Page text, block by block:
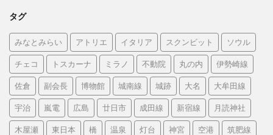
タグ
みなとみらい アトリエ イタリア スクンビット ソウル
チェコ トスカーナ ミラノ 不動院 丸の内 伊勢崎線
佐倉 副会長 博物館 城南線 城跡 大名 大牟田線
宇治 嵐電 広島 廿日市 成田線 新宿線 月読神社
木屋瀬 東日本 橋 温泉 灯台 神宮 空港 筑肥線